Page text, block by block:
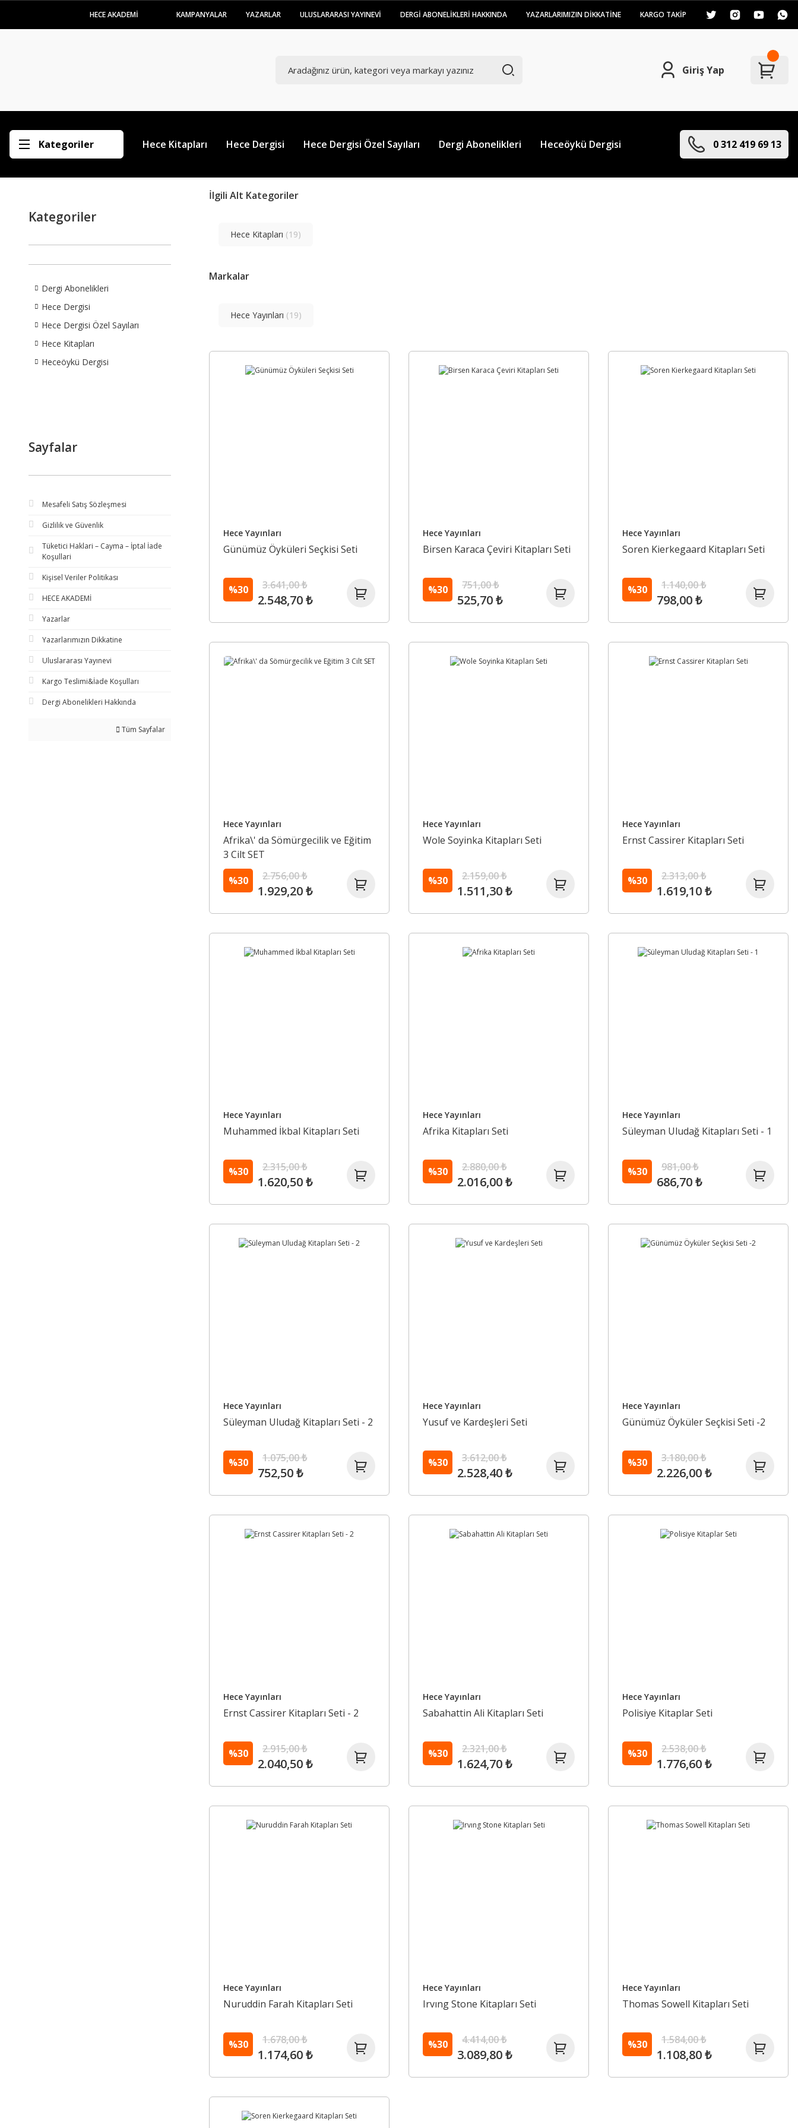
HECE AKADEMİ KAMPANYALAR YAZARLAR ULUSLARARASI YAYINEVİ DERGİ ABONELİKLERİ HAKKINDA YAZARLARIMIZIN DİKKATİNE KARGO TAKİP
Giriş Yap
Kategoriler Hece Kitapları Hece Dergisi Hece Dergisi Özel Sayıları Dergi Abonelikleri Heceöykü Dergisi 0 312 419 69 13
Kategoriler
Dergi Abonelikleri
Hece Dergisi
Hece Dergisi Özel Sayıları
Hece Kitapları
Heceöykü Dergisi
Sayfalar
Mesafeli Satış Sözleşmesi
Gizlilik ve Güvenlik
Tüketici Haklari – Cayma – İptal İade
Koşullari
Kişisel Veriler Politikası
HECE AKADEMİ
Yazarlar
Yazarlarımızın Dikkatine
Uluslararası Yayınevi
Kargo Teslimi&İade Koşulları
Dergi Abonelikleri Hakkında
Tüm Sayfalar
İlgili Alt Kategoriler
Hece Kitapları (19)
Markalar
Hece Yayınları (19)
Hece Yayınları
Günümüz Öyküleri Seçkisi Seti
%30 3.641,00 ₺
2.548,70 ₺
Hece Yayınları
Birsen Karaca Çeviri Kitapları Seti
%30 751,00 ₺
525,70 ₺
Hece Yayınları
Soren Kierkegaard Kitapları Seti
%30 1.140,00 ₺
798,00 ₺
Hece Yayınları
Afrika\' da Sömürgecilik ve Eğitim
3 Cilt SET
%30
2.756,00 ₺
1.929,20 ₺
Hece Yayınları
Wole Soyinka Kitapları Seti
%30 2.159,00 ₺
1.511,30 ₺
Hece Yayınları
Ernst Cassirer Kitapları Seti
%30 2.313,00 ₺
1.619,10 ₺
Hece Yayınları
Muhammed İkbal Kitapları Seti
%30 2.315,00 ₺
1.620,50 ₺
Hece Yayınları
Afrika Kitapları Seti
%30 2.880,00 ₺
2.016,00 ₺
Hece Yayınları
Süleyman Uludağ Kitapları Seti - 1
%30 981,00 ₺
686,70 ₺
Hece Yayınları
Süleyman Uludağ Kitapları Seti - 2
%30 1.075,00 ₺
752,50 ₺
Hece Yayınları
Yusuf ve Kardeşleri Seti
%30 3.612,00 ₺
2.528,40 ₺
Hece Yayınları
Günümüz Öyküler Seçkisi Seti -2
%30 3.180,00 ₺
2.226,00 ₺
Hece Yayınları
Ernst Cassirer Kitapları Seti - 2
%30 2.915,00 ₺
2.040,50 ₺
Hece Yayınları
Sabahattin Ali Kitapları Seti
%30 2.321,00 ₺
1.624,70 ₺
Hece Yayınları
Polisiye Kitaplar Seti
%30 2.538,00 ₺
1.776,60 ₺
Hece Yayınları
Nuruddin Farah Kitapları Seti
%30 1.678,00 ₺
1.174,60 ₺
Hece Yayınları
Irvıng Stone Kitapları Seti
%30 4.414,00 ₺
3.089,80 ₺
Hece Yayınları
Thomas Sowell Kitapları Seti
%30 1.584,00 ₺
1.108,80 ₺